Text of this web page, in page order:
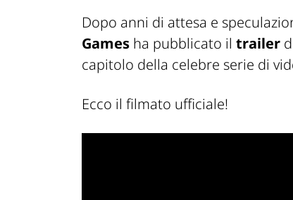
Dopo anni di attesa e
Games ha pubblicato il trailer
capitolo della celebre serie di
Ecco il filmato ufficiale!